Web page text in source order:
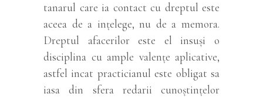
tanarul care ia contact cu dreptul este
aceea de a ințelege, nu de a memora.
Dreptul afacerilor este el insuși o
disciplina cu ample valențe aplicative,
astfel incat practicianul este obligat sa
iasa din sfera redarii cunoștințelor